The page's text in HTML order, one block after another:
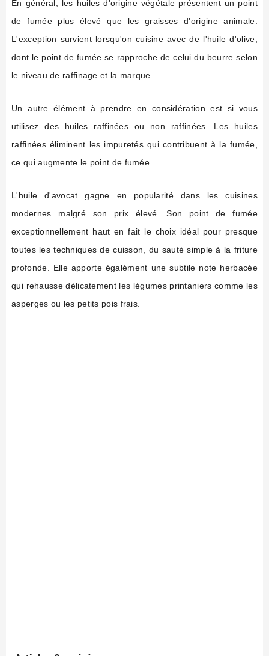
En général, les huiles d'origine végétale présentent un point
de fumée plus élevé que les graisses d'origine animale.
L'exception survient lorsqu'on cuisine avec de l'huile d'olive,
dont le point de fumée se rapproche de celui du beurre selon
le niveau de raffinage et la marque.
Un autre élément à prendre en considération est si vous
utilisez des huiles raffinées ou non raffinées. Les huiles
raffinées éliminent les impuretés qui contribuent à la fumée,
ce qui augmente le point de fumée.
L'huile d'avocat gagne en popularité dans les cuisines
modernes malgré son prix élevé. Son point de fumée
exceptionnellement haut en fait le choix idéal pour presque
toutes les techniques de cuisson, du sauté simple à la friture
profonde. Elle apporte égalément une subtile note herbacée
qui rehausse délicatement les légumes printaniers comme les
asperges ou les petits pois frais.